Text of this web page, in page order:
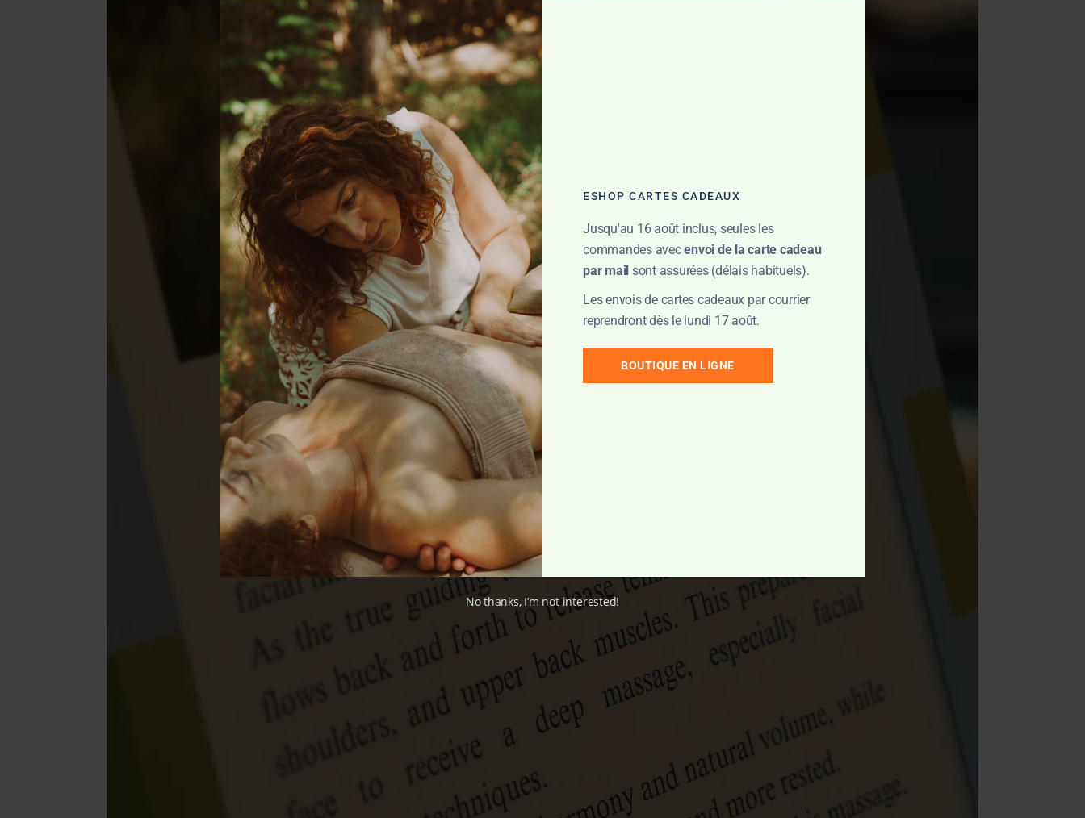
ESHOP CARTES CADEAUX
Jusqu'au 16 août inclus, seules les
commandes avecenvoi de la carte cadeau
par mail sont assurées (délais habituels).
Les envois de cartes cadeaux par courrier
reprendront dès le lundi 17 août.
BOUTIQUE EN LIGNE
No thanks, I’m not interested!